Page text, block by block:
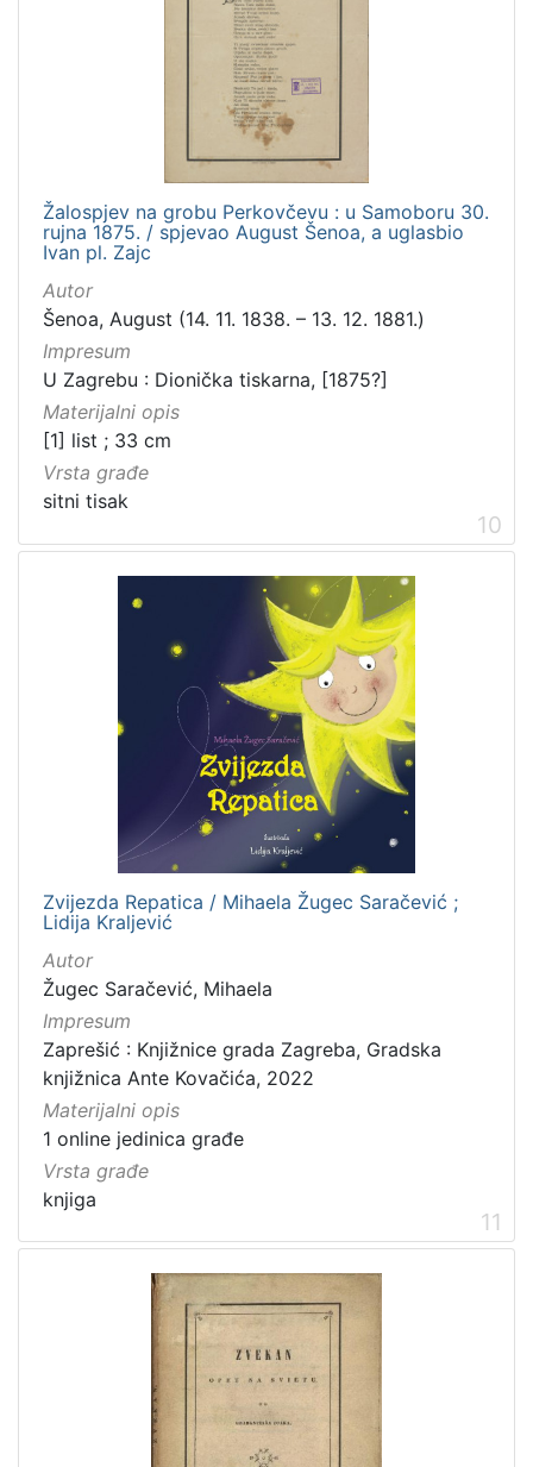
Žalospjev na grobu Perkovčevu : u Samoboru 30.
rujna 1875. / spjevao August Šenoa, a uglasbio
Ivan pl. Zajc
Autor
Šenoa, August (14. 11. 1838. – 13. 12. 1881.)
Impresum
U Zagrebu : Dionička tiskarna, [1875?]
Materijalni opis
[1] list ; 33 cm
Vrsta građe
sitni tisak
10
Zvijezda Repatica / Mihaela Žugec Saračević ;
Lidija Kraljević
Autor
Žugec Saračević, Mihaela
Impresum
Zaprešić : Knjižnice grada Zagreba, Gradska
knjižnica Ante Kovačića, 2022
Materijalni opis
1 online jedinica građe
Vrsta građe
knjiga
11